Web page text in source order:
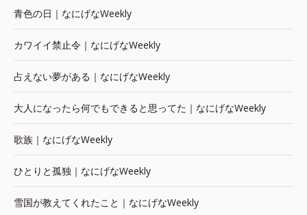
青色の日｜なにげなWeekly
カワイイ禁止令｜なにげなWeekly
占えない夢がある｜なにげなWeekly
大人になったら何でもできると思ってた｜なにげなWeekly
歌族｜なにげなWeekly
ひとりと孤独｜なにげなWeekly
雪国が教えてくれたこと｜なにげなWeekly